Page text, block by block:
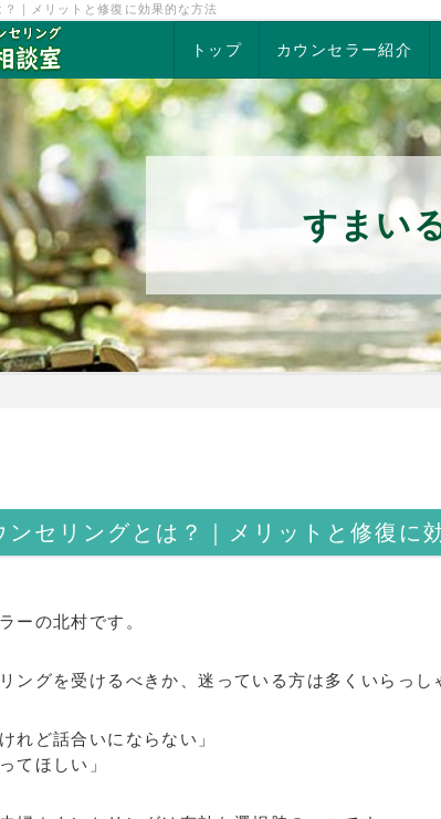
｜メリットと修復に効果的な方法
トップ カウンセラー紹介
すまい
ンセリングとは？｜メリットと修復に
ーの北村です。
ングを受けるべきか、迷っている方は多くいらっし
れど話合いにならない」
てほしい」